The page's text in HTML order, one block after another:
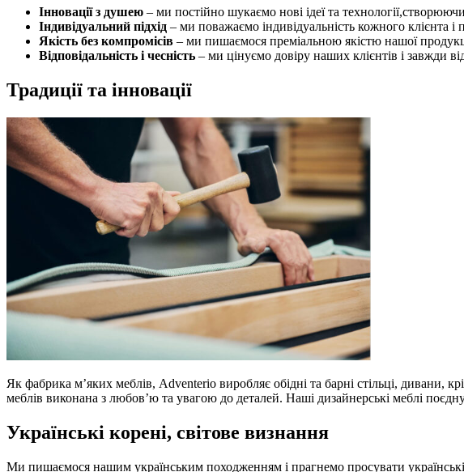
Інновації з душею – ми постійно шукаємо нові ідеї та
Індивідуальний підхід – ми поважаємо індивідуальність кожного клієнта
Якість без компромісів – ми пишаємося преміальною якістю нашої
Відповідальність і чесність – ми цінуємо довіру наших клієнтів і завжди
Традиції та інновації
Як фабрика м’яких меблів, Adventerio виробляє обідні та барні стільці, дивани,
меблів виконана з любов’ю та увагою до деталей. Наші дизайнерські меблі
Українські корені, світове визнання
Ми пишаємося нашим українським походженням і прагнемо просувати